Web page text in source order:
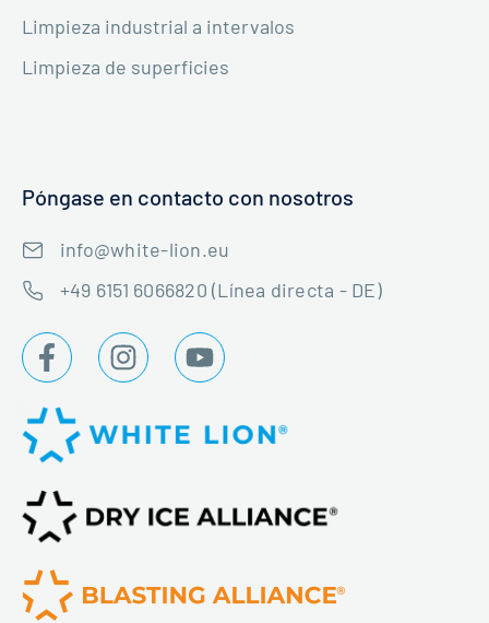
Limpieza industrial a intervalos
Limpieza de superficies
Póngase en contacto con nosotros
info@white-lion.eu
+49 6151 6066820 (Línea directa - DE)